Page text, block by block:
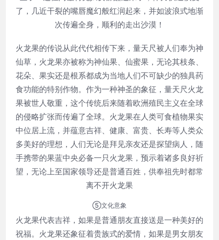
了，几近干裂的嘴唇魔幻般红润起来，并如波浪式地渐
次传遍全身，顺利的走出沙漠！
火龙果的传说从此代代相传下来，量天尺被人们奉为神
仙草，火龙果亦被称为神仙果、仙蜜果，无论其枝条、
花朵、果实还是根系都成为当地人们不可缺少的独具药
食功能的特别作物。作为一种神圣的象征，量天尺火龙
果被世人敬重，这个传统后来随着欧洲殖民主义在全球
的侵略扩张而传遍了全球。火龙果在人类可食植物果实
中位居上流，并蕴意吉祥、健康、富贵、长寿等人类众
多美好的理想，人们无论是拜见亲友还是探望病人，随
手携带的果蓝中央必备一只火龙果，预示着诸多良好祈
望，无论上至国家领导还是普通百姓，供奉祖先时都常
离不开火龙果
⑤文化意象
火龙果代表吉祥，如果是普通朋友直接送是一种美好的
祝福。火龙果还象征着贵族式的爱情，如果是男女朋友